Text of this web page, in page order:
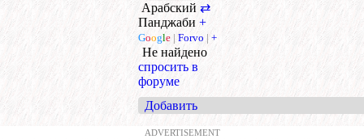
Арабский ⇄
Панджаби +
Google | Forvo | +
Не найдено
спросить в
форуме
Добавить
ADVERTISEMENT